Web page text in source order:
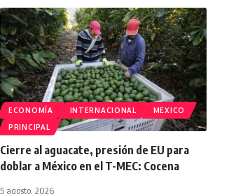
ECONOMÍA INTERNACIONAL
MEXICO
PRINCIPAL
Cierre al aguacate, presión de EU para
doblar a México en el T-MEC: Cocena
5 agosto, 2026